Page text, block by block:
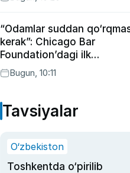
“Odamlar suddan
kerak”: Chicago Bar
Foundation’dagi ilk
o‘zbekistonlik Go‘zal
Abduaxatova
Bugun, 10:11
Tavsiyalar
O‘zbekiston
Toshkentda o‘pirilib